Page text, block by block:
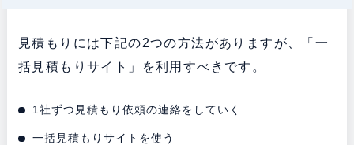
見積もりには下記の2つの方法がありますが、「一
括見積もりサイト」を利用すべきです。
1社ずつ見積もり依頼の連絡をしていく
一括見積もりサイトを使う